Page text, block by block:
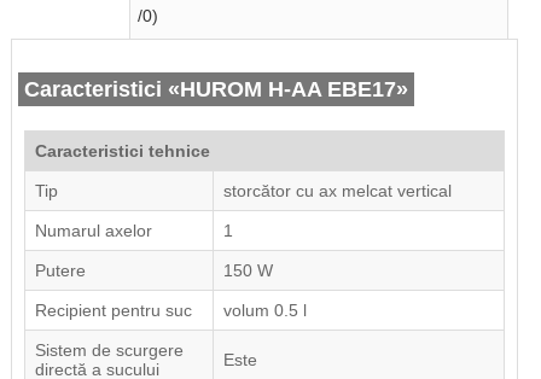
/0)
Caracteristici «HUROM H-AA EBE17»
Caracteristici tehnice
Tip storcător cu ax melcat vertical
Numarul axelor 1
Putere 150 W
Recipient pentru suc volum 0.5 l
Sistem de scurgere
directă a sucului
Este